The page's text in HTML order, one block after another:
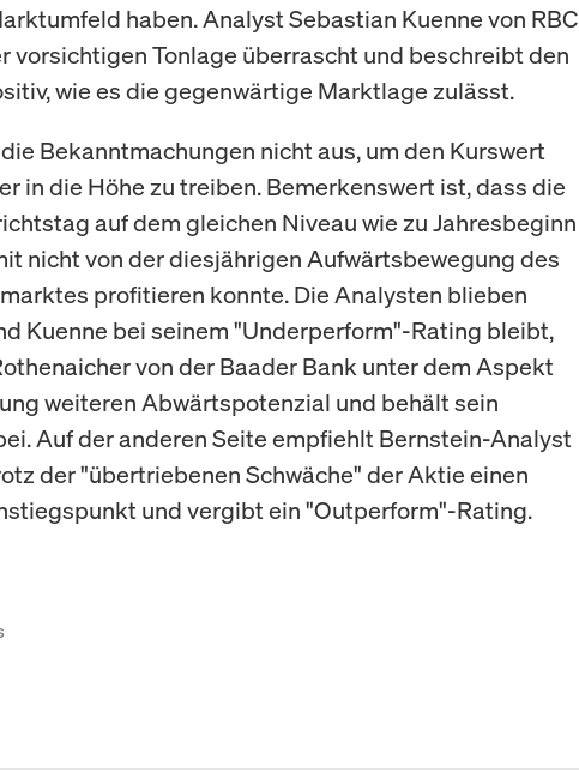
haben. Analyst Sebastian Kuenne von RBC
vorsichtigen Tonlage überrascht und beschreibt den
wie es die gegenwärtige Marktlage zulässt.
Bekanntmachungen nicht aus, um den Kurswert
in die Höhe zu treiben. Bemerkenswert ist, dass die
auf dem gleichen Niveau wie zu Jahresbeginn
nicht von der diesjährigen Aufwärtsbewegung des
profitieren konnte. Die Analysten blieben
Kuenne bei seinem "Underperform"-Rating bleibt,
von der Baader Bank unter dem Aspekt
weiteren Abwärtspotenzial und behält sein
Auf der anderen Seite empfiehlt Bernstein-Analyst
der "übertriebenen Schwäche" der Aktie einen
und vergibt ein "Outperform"-Rating.